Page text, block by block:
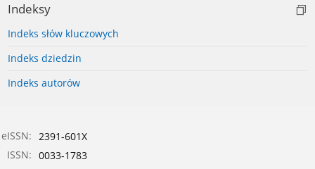
Indeksy
Indeks słów kluczowych
Indeks dziedzin
Indeks autorów
eISSN: 2391-601X
ISSN: 0033-1783